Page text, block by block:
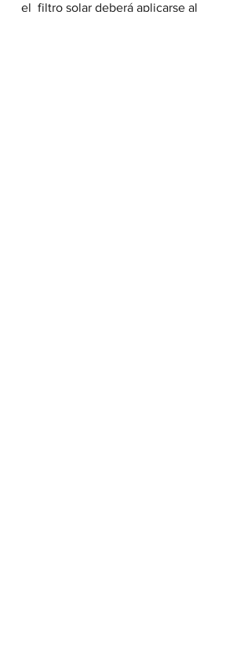
el  filtro solar deberá aplicarse al